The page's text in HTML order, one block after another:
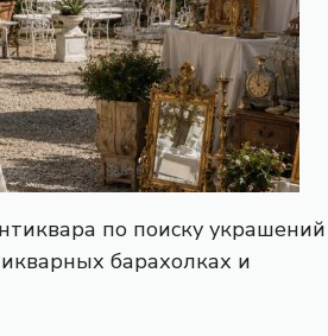
по поиску украшений
барахолках и